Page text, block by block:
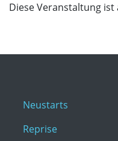
Diese Veranstaltung ist
Neustarts
Reprise